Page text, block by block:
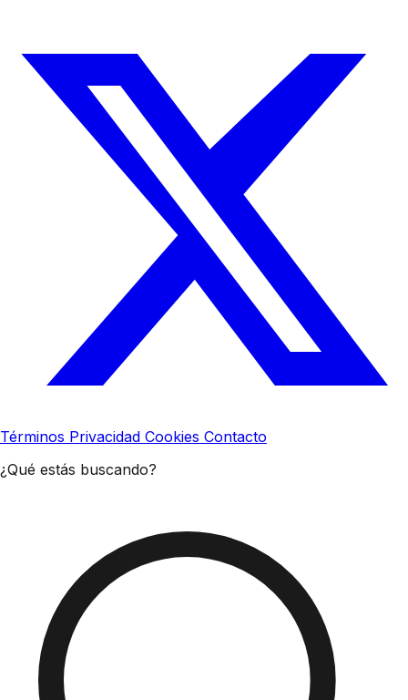
Términos Privacidad Cookies Contacto
¿Qué estás buscando?